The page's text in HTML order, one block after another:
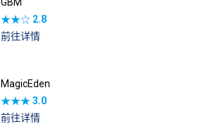
GBM
★★☆ 2.8
前往详情
MagicEden
★★★3.0
前往详情